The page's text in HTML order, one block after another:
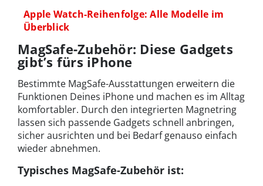
Apple Watch-Reihenfolge: Alle Modelle im
Überblick
MagSafe-Zubehör: Diese Gadgets
gibt’s fürs iPhone
Bestimmte MagSafe-Ausstattungen erweitern die
Funktionen Deines iPhone und machen es im Alltag
komfortabler. Durch den integrierten Magnetring
lassen sich passende Gadgets schnell anbringen,
sicher ausrichten und bei Bedarf genauso einfach
wieder abnehmen.
Typisches MagSafe-Zubehör ist: